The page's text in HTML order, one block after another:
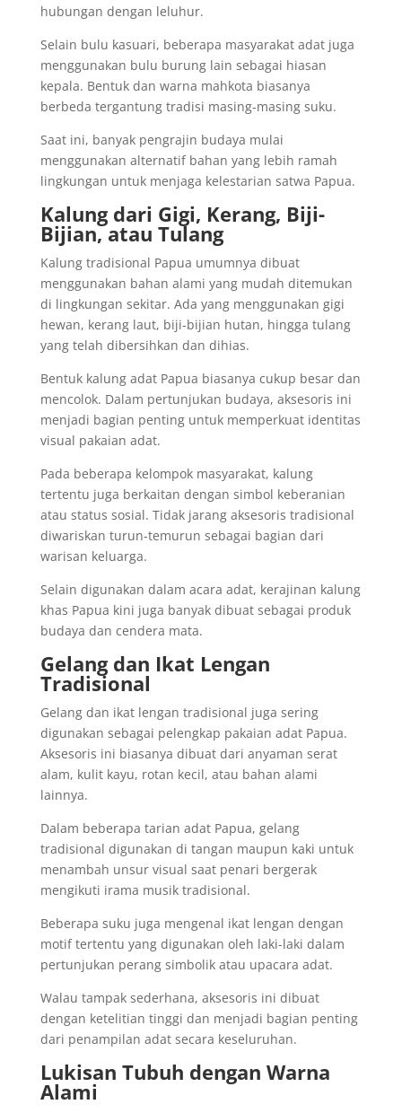
hubungan dengan leluhur.
Selain bulu kasuari, beberapa masyarakat adat juga
menggunakan bulu burung lain sebagai hiasan
kepala. Bentuk dan warna mahkota biasanya
berbeda tergantung tradisi masing-masing suku.
Saat ini, banyak pengrajin budaya mulai
menggunakan alternatif bahan yang lebih ramah
lingkungan untuk menjaga kelestarian satwa Papua.
Kalung dari Gigi, Kerang, Biji-
Bijian, atau Tulang
Kalung tradisional Papua umumnya dibuat
menggunakan bahan alami yang mudah ditemukan
di lingkungan sekitar. Ada yang menggunakan gigi
hewan, kerang laut, biji-bijian hutan, hingga tulang
yang telah dibersihkan dan dihias.
Bentuk kalung adat Papua biasanya cukup besar dan
mencolok. Dalam pertunjukan budaya, aksesoris ini
menjadi bagian penting untuk memperkuat identitas
visual pakaian adat.
Pada beberapa kelompok masyarakat, kalung
tertentu juga berkaitan dengan simbol keberanian
atau status sosial. Tidak jarang aksesoris tradisional
diwariskan turun-temurun sebagai bagian dari
warisan keluarga.
Selain digunakan dalam acara adat, kerajinan kalung
khas Papua kini juga banyak dibuat sebagai produk
budaya dan cendera mata.
Gelang dan Ikat Lengan
Tradisional
Gelang dan ikat lengan tradisional juga sering
digunakan sebagai pelengkap pakaian adat Papua.
Aksesoris ini biasanya dibuat dari anyaman serat
alam, kulit kayu, rotan kecil, atau bahan alami
lainnya.
Dalam beberapa tarian adat Papua, gelang
tradisional digunakan di tangan maupun kaki untuk
menambah unsur visual saat penari bergerak
mengikuti irama musik tradisional.
Beberapa suku juga mengenal ikat lengan dengan
motif tertentu yang digunakan oleh laki-laki dalam
pertunjukan perang simbolik atau upacara adat.
Walau tampak sederhana, aksesoris ini dibuat
dengan ketelitian tinggi dan menjadi bagian penting
dari penampilan adat secara keseluruhan.
Lukisan Tubuh dengan Warna
Alami